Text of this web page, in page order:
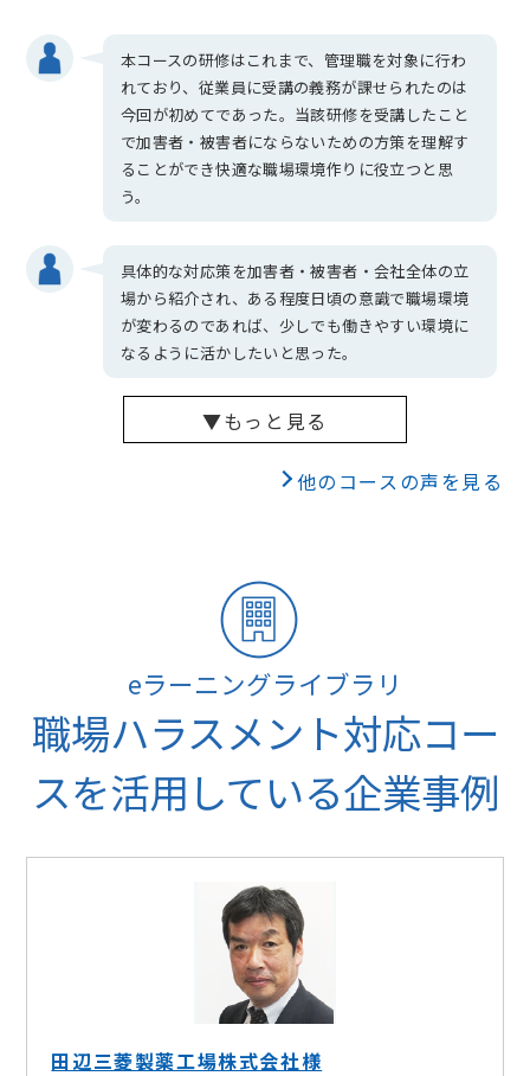
本コースの研修はこれまで、管理職を対象に行わ
れており、従業員に受講の義務が課せられたのは
今回が初めてであった。当該研修を受講したこと
で加害者・被害者にならないための方策を理解す
ることができ快適な職場環境作りに役立つと思
う。
具体的な対応策を加害者・被害者・会社全体の立
場から紹介され、ある程度日頃の意識で職場環境
が変わるのであれば、少しでも働きやすい環境に
なるように活かしたいと思った。
▼もっと見る
他のコースの声を見る
eラーニングライブラリ
職場ハラスメント対応コー
スを活用している企業事例
田辺三菱製薬工場株式会社様